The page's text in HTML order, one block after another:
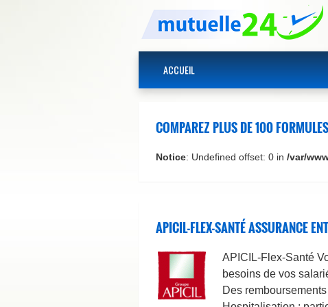
ACCUEIL
COMPAREZ PLUS DE 100
Notice: Undefined offset: 0 in /var/
APICIL-FLEX-SANTÉ ASSURANCE
APICIL-Flex-Santé
besoins de vos
Des